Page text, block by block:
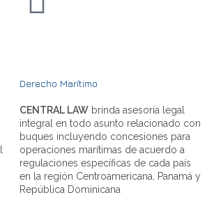
Derecho Marítimo
CENTRAL LAW brinda asesoría legal
integral en todo asunto relacionado con
buques incluyendo concesiones para
operaciones marítimas de acuerdo a
regulaciones específicas de cada país
en la región Centroamericana, Panamá y
República Dominicana